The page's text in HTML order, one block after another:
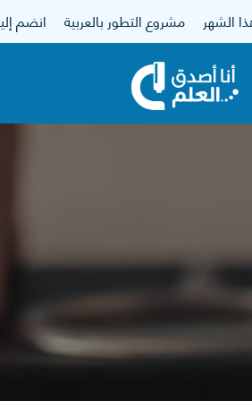
الشهر مشروع التطور بالعربية انضم